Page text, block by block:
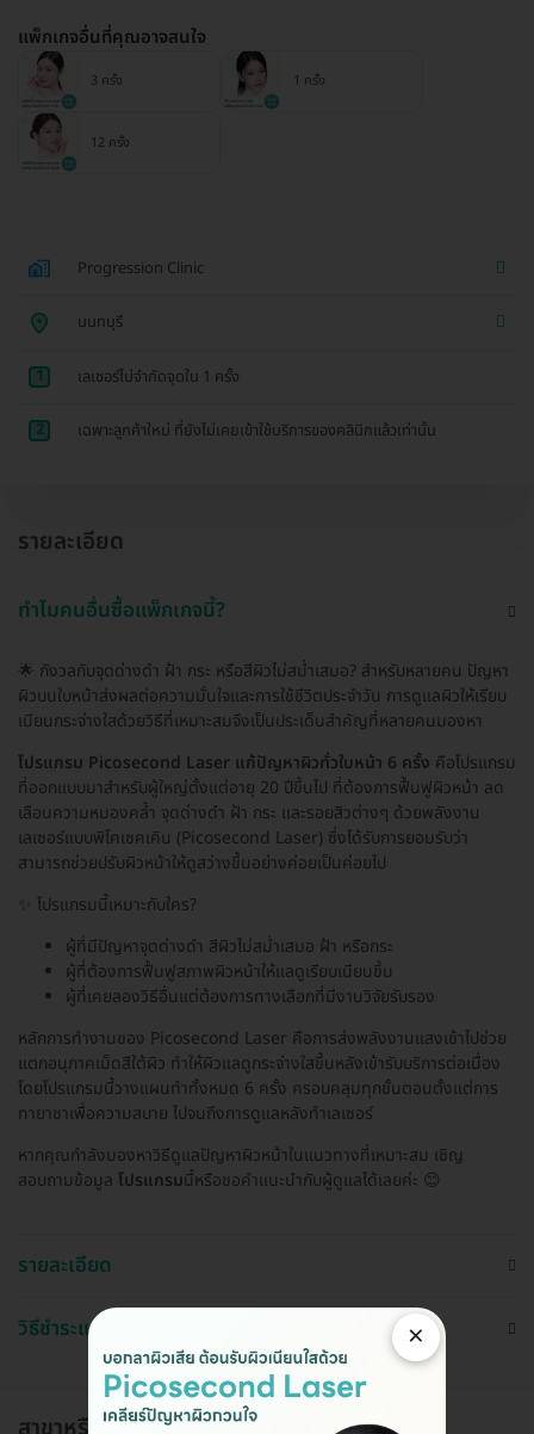
แพ็กเกจอื่นที่คุณอาจสนใจ
3 ครั้ง 1 ครั้ง
12 ครั้ง
Progression Clinic
นนทบุรี
1 เลเซอร์ไม่จำกัดจุดใน 1 ครั้ง
2 เฉพาะลูกค้าใหม่ ที่ยังไม่เคยเข้าใช้บริการของคลินิกแล้วเท่านั้น
รายละเอียด
ทำไมคนอื่นซื้อแพ็กเกจนี้?
🌟 กังวลกับจุดด่างดำ ฝ้า กระ หรือสีผิวไม่สม่ำเสมอ? สำหรับหลายคน ปัญหา
ผิวบนใบหน้าส่งผลต่อความมั่นใจและการใช้ชีวิตประจำวัน การดูแลผิวให้เรียบ
เนียนกระจ่างใสด้วยวิธีที่เหมาะสมจึงเป็นประเด็นสำคัญที่หลายคนมองหา
โปรแกรม Picosecond Laser แก้ปัญหาผิวทั่วใบหน้า 6 ครั้ง คือโปรแกรม
ที่ออกแบบมาสำหรับผู้ใหญ่ตั้งแต่อายุ 20 ปีขึ้นไป ที่ต้องการฟื้นฟูผิวหน้า ลด
เลือนความหมองคล้ำ จุดด่างดำ ฝ้า กระ และรอยสิวต่างๆ ด้วยพลังงาน
เลเซอร์แบบพิโคเซคเคิน (Picosecond Laser) ซึ่งได้รับการยอมรับว่า
สามารถช่วยปรับผิวหน้าให้ดูสว่างขึ้นอย่างค่อยเป็นค่อยไป
✨ โปรแกรมนี้เหมาะกับใคร?
ผู้ที่มีปัญหาจุดด่างดำ สีผิวไม่สม่ำเสมอ ฝ้า หรือกระ
ผู้ที่ต้องการฟื้นฟูสภาพผิวหน้าให้แลดูเรียบเนียนขึ้น
ผู้ที่เคยลองวิธีอื่นแต่ต้องการทางเลือกที่มีงานวิจัยรับรอง
หลักการทำงานของ Picosecond Laser คือการส่งพลังงานแสงเข้าไปช่วย
แตกอนุภาคเม็ดสีใต้ผิว ทำให้ผิวแลดูกระจ่างใสขึ้นหลังเข้ารับบริการต่อเนื่อง
โดยโปรแกรมนี้วางแผนทำทั้งหมด 6 ครั้ง ครอบคลุมทุกขั้นตอนตั้งแต่การ
ทายาชาเพื่อความสบาย ไปจนถึงการดูแลหลังทำเลเซอร์
หากคุณกำลังมองหาวิธีดูแลปัญหาผิวหน้าในแนวทางที่เหมาะสม เชิญ
สอบถามข้อมูล โปรแกรมนี้หรือขอคำแนะนำกับผู้ดูแลได้เลยค่ะ 😊
รายละเอียด
วิธีชำระและใช้งาน ×